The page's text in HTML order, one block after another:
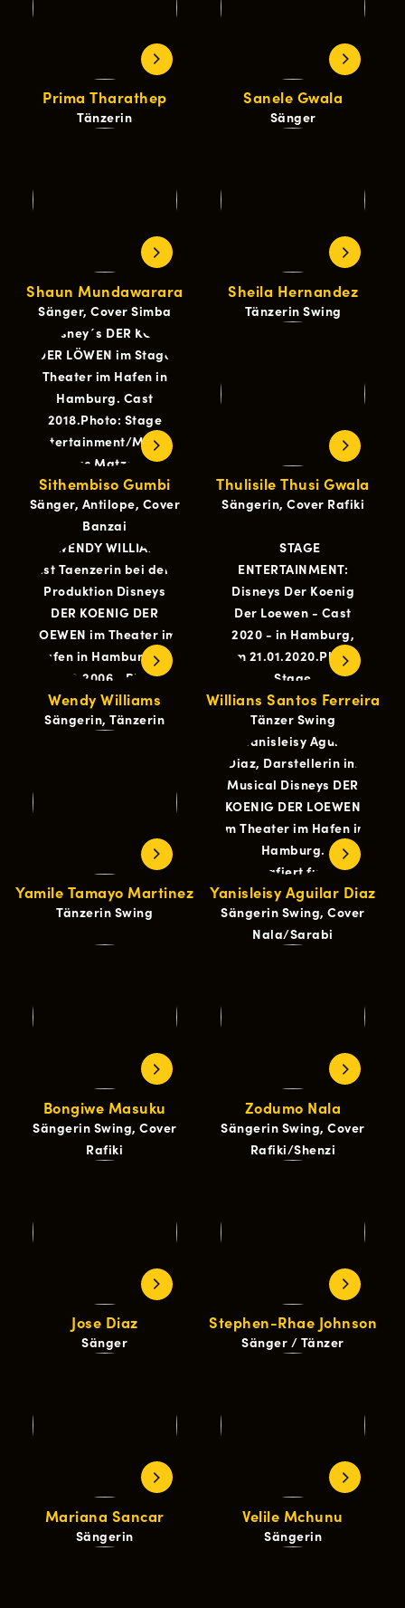
Prima Tharathep
Tänzerin
Sanele Gwala
Sänger
Shaun Mundawarara
Sänger, Cover Simba
Sheila Hernandez
Tänzerin Swing
Sithembiso Gumbi
Sänger, Antilope, Cover
Banzai
Thulisile Thusi Gwala
Sängerin, Cover Rafiki
Wendy Williams
Sängerin, Tänzerin
Willians Santos Ferreira
Tänzer Swing
Yamile Tamayo Martinez
Tänzerin Swing
Yanisleisy Aguilar Diaz
Sängerin Swing, Cover
Nala/Sarabi
Bongiwe Masuku
Sängerin Swing, Cover
Rafiki
Zodumo Nala
Sängerin Swing, Cover
Rafiki/Shenzi
Jose Diaz
Sänger
Stephen-Rhae Johnson
Sänger / Tänzer
Mariana Sancar
Sängerin
Velile Mchunu
Sängerin